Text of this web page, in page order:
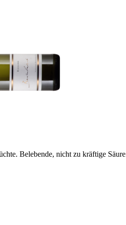
Belebende, nicht zu kräftige